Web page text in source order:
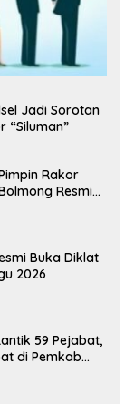
Jadi Sorotan
“Siluman”
Rakor
Resmi
Buka Diklat
2026
59 Pejabat,
di Pemkab